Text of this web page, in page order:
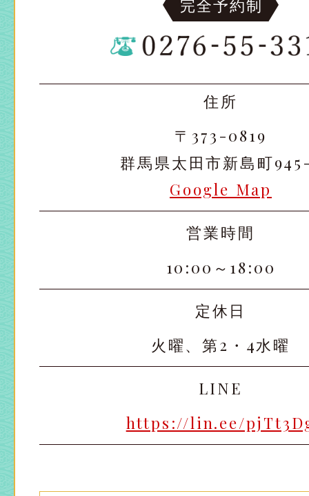
太田店
大宮店
太田店
大宮店
完全予約制
住所
〒373-0819
群馬県太田市新島町
Google Map
営業時間
10:00～18:00
定休日
火曜、第2・4水曜
LINE
https://lin.ee/